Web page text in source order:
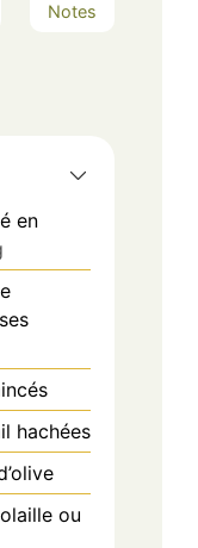
Notes
en
hachées
ou